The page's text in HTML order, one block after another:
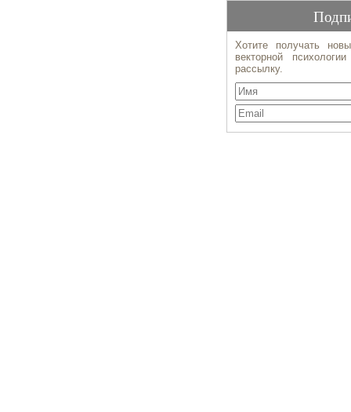
Хотите получать
векторной
рассылку.